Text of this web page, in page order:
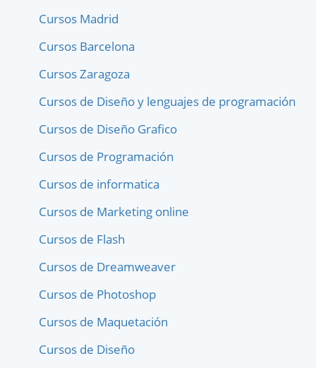
Cursos Madrid
Cursos Barcelona
Cursos Zaragoza
Cursos de Diseño y lenguajes de programación
Cursos de Diseño Grafico
Cursos de Programación
Cursos de informatica
Cursos de Marketing online
Cursos de Flash
Cursos de Dreamweaver
Cursos de Photoshop
Cursos de Maquetación
Cursos de Diseño